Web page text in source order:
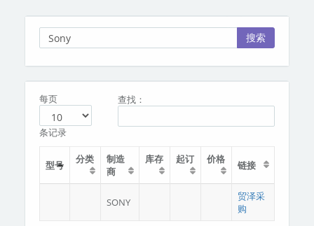
服务商
搜索
每页
条记录
查找：
型号 分类
制造
商
库存 起订 价格 链接
SONY
贸泽采
购